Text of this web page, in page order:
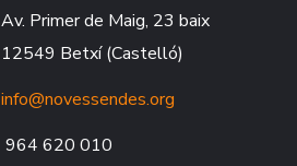
Av. Primer de Maig, 23 baix
12549 Betxí (Castelló)
info@novessendes.org
964 620 010